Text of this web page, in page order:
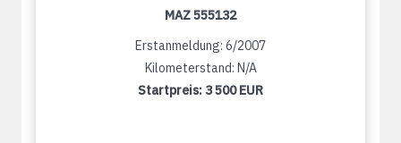
MAZ 555132
Erstanmeldung: 6/2007
Kilometerstand: N/A
Startpreis: 3 500 EUR